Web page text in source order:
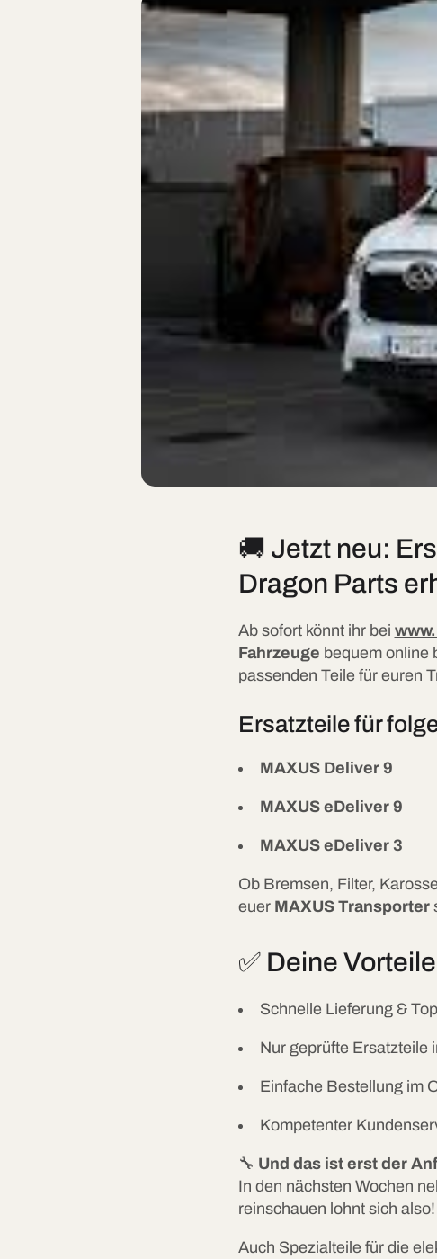
🚚 Jetzt neu:
Dragon Parts
Ab sofort könnt ihr bei
Fahrzeuge bequem online
passenden Teile für euren
Ersatzteile für
MAXUS Deliver 9
MAXUS eDeliver 9
MAXUS eDeliver 3
Ob Bremsen, Filter,
euer MAXUS Transporter
✅ Deine
Schnelle Lieferung &
Nur geprüfte Ersatzteile
Einfache Bestellung im
Kompetenter
🔧 Und das ist erst der
In den nächsten Wochen
reinschauen lohnt sich also!
Auch Spezialteile für die